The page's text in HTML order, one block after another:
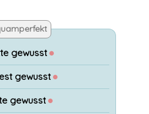
gewusst ●
gewusst ●
gewusst ●